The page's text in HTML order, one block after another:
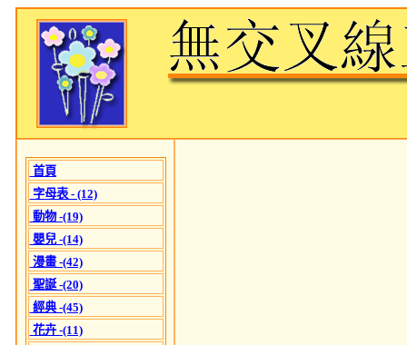
首頁
字母表 - (12)
動物 -(19)
嬰兒 -(14)
漫畫 -(42)
聖誕 -(20)
經典 -(45)
花卉 -(11)